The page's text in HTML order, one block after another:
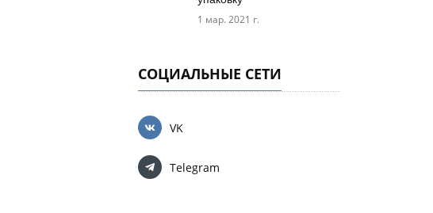
1 мар. 2021 г.
СОЦИАЛЬНЫЕ СЕТИ
VK
Telegram